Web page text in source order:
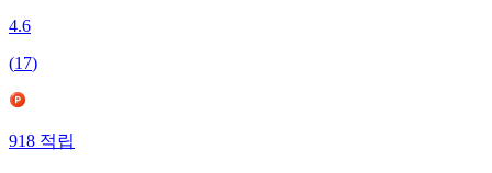
4.6
(17)
918적립